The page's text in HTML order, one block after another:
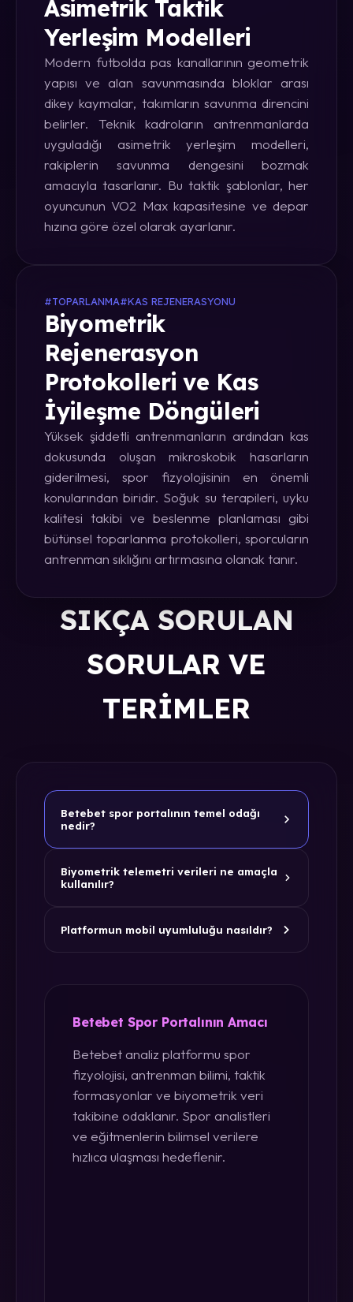
Asimetrik Taktik
Yerleşim Modelleri
Modern futbolda pas kanallarının geometrik
yapısı ve alan savunmasında bloklar arası
dikey kaymalar, takımların savunma direncini
belirler. Teknik kadroların antrenmanlarda
uyguladığı asimetrik yerleşim modelleri,
rakiplerin savunma dengesini bozmak
amacıyla tasarlanır. Bu taktik şablonlar, her
oyuncunun VO2 Max kapasitesine ve depar
hızına göre özel olarak ayarlanır.
#TOPARLANMA#KAS REJENERASYONU
Biyometrik
Rejenerasyon
Protokolleri ve Kas
İyileşme Döngüleri
Yüksek şiddetli antrenmanların ardından kas
dokusunda oluşan mikroskobik hasarların
giderilmesi, spor fizyolojisinin en önemli
konularından biridir. Soğuk su terapileri, uyku
kalitesi takibi ve beslenme planlaması gibi
bütünsel toparlanma protokolleri, sporcuların
antrenman sıklığını artırmasına olanak tanır.
SIKÇA SORULAN
SORULAR VE
TERIMLER
Betebet spor portalının temel odağı
nedir?
Biyometrik telemetri verileri ne amaçla
kullanılır?
Platformun mobil uyumluluğu nasıldır?
Betebet Spor Portalının Amacı
Betebet analiz platformu spor
fizyolojisi, antrenman bilimi, taktik
formasyonlar ve biyometrik veri
takibine odaklanır. Spor analistleri
ve eğitmenlerin bilimsel verilere
hızlıca ulaşması hedeflenir.